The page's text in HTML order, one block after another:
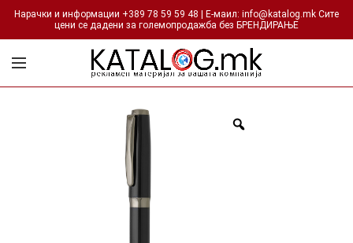
Нарачки и информации +389 78 59 59 48 | Е-маил: info@katalog.mk Сите
цени се дадени за големопродажба без БРЕНДИРАЊЕ